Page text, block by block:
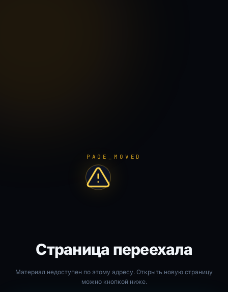
PAGE_MOVED
Страница переехала
Материал недоступен по этому адресу. Открыть новую страницу
можно кнопкой ниже.